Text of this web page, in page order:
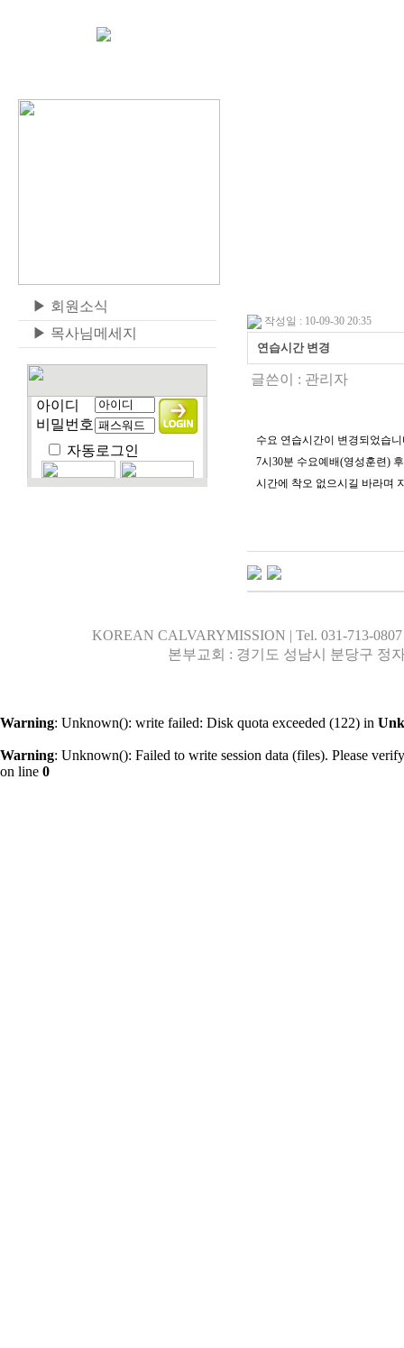
▶ 회원소식
▶ 목사님메세지
아이디
비밀번호
자동로그인
작성일 : 10-09-30 20:35
연습시간 변경
글쓴이 : 관리자
수요 연습시간이 변경되었습니
7시30분 수요예배(영성훈련)
시간에 착오 없으시길 바라며
KOREAN CALVARYMISSION | Tel. 031-713-
본부교회 : 경기도 성남시 분당구 정
Warning: Unknown(): write failed: Disk quota exceeded (122) in
Warning: Unknown(): Failed to write session data (files). Please
on line 0